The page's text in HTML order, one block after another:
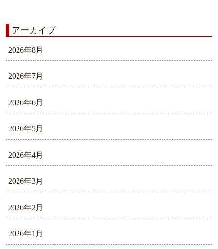
アーカイブ
2026年8月
2026年7月
2026年6月
2026年5月
2026年4月
2026年3月
2026年2月
2026年1月